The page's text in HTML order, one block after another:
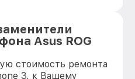
Asus ROG
стоимость ремонта
3, к Вашему